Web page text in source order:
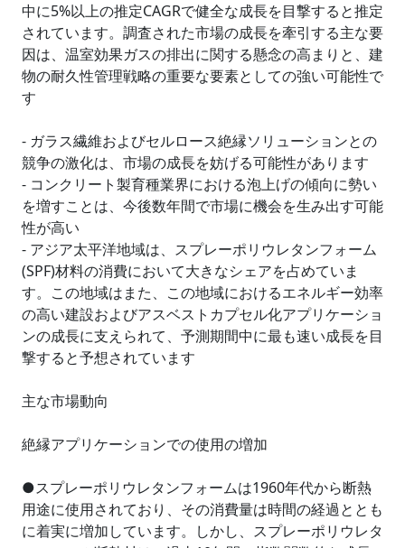
中に5%以上の推定CAGRで健全な成長を目撃すると推定
されています。調査された市場の成長を牽引する主な要
因は、温室効果ガスの排出に関する懸念の高まりと、建
物の耐久性管理戦略の重要な要素としての強い可能性で
す
- ガラス繊維およびセルロース絶縁ソリューションとの
競争の激化は、市場の成長を妨げる可能性があります
- コンクリート製育種業界における泡上げの傾向に勢い
を増すことは、今後数年間で市場に機会を生み出す可能
性が高い
- アジア太平洋地域は、スプレーポリウレタンフォーム
(SPF)材料の消費において大きなシェアを占めていま
す。この地域はまた、この地域におけるエネルギー効率
の高い建設およびアスベストカプセル化アプリケーショ
ンの成長に支えられて、予測期間中に最も速い成長を目
撃すると予想されています
主な市場動向
絶縁アプリケーションでの使用の増加
●スプレーポリウレタンフォームは1960年代から断熱
用途に使用されており、その消費量は時間の経過ととも
に着実に増加しています。しかし、スプレーポリウレタ